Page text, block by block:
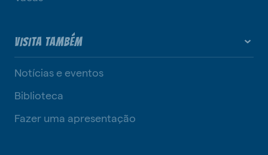
VISITA TAMBÉM
Notícias e eventos
Biblioteca
Fazer uma apresentação